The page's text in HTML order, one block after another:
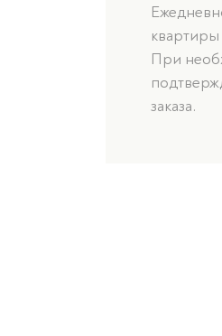
квартиры
При
заказа.